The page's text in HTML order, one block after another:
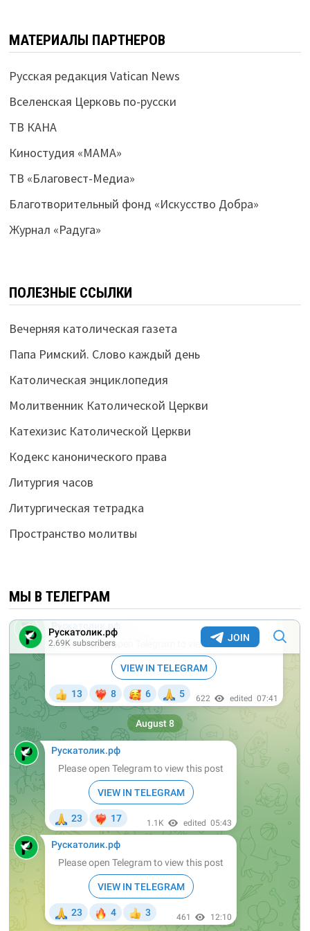
МАТЕРИАЛЫ ПАРТНЕРОВ
Русская редакция Vatican News
Вселенская Церковь по-русски
ТВ КАНА
Киностудия «МАМА»
ТВ «Благовест-Медиа»
Благотворительный фонд «Искусство Добра»
Журнал «Радуга»
ПОЛЕЗНЫЕ ССЫЛКИ
Вечерняя католическая газета
Папа Римский. Слово каждый день
Католическая энциклопедия
Молитвенник Католической Церкви
Катехизис Католической Церкви
Кодекс канонического права
Литургия часов
Литургическая тетрадка
Пространство молитвы
МЫ В ТЕЛЕГРАМ